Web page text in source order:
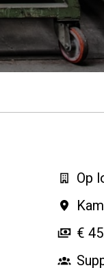
Op
€